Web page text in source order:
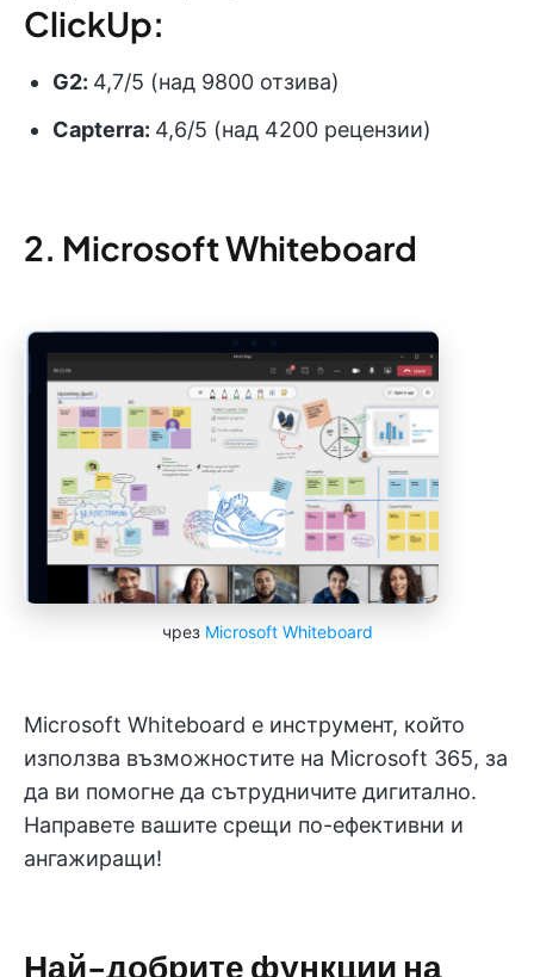
ClickUp:
G2: 4,7/5 (над 9800 отзива)
Capterra: 4,6/5 (над 4200 рецензии)
2. Microsoft Whiteboard
чрез Microsoft Whiteboard
Microsoft Whiteboard е инструмент, който
използва възможностите на Microsoft 365, за
да ви помогне да сътрудничите дигитално.
Направете вашите срещи по-ефективни и
ангажиращи!
Най-добрите функции на